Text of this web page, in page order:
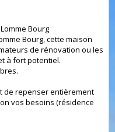
Bourg
Bourg, cette maison
de rénovation ou les
à fort potentiel.
de repenser entièrement
vos besoins (résidence